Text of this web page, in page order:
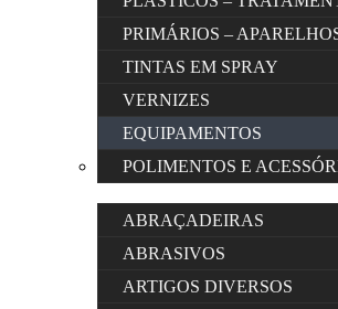
PRIMÁRIOS –
TINTAS EM SPRAY
VERNIZES
EQUIPAMENTOS
POLIMENTOS E
ABRAÇADEIRAS
ABRASIVOS
ARTIGOS DIVERSOS